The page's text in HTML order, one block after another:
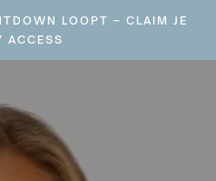
LOOPT – CLAIM JE
ACCESS